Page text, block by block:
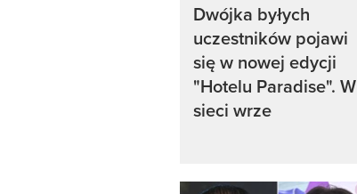
Dwójka byłych
uczestników pojawi
się w nowej edycji
"Hotelu Paradise". W
sieci wrze